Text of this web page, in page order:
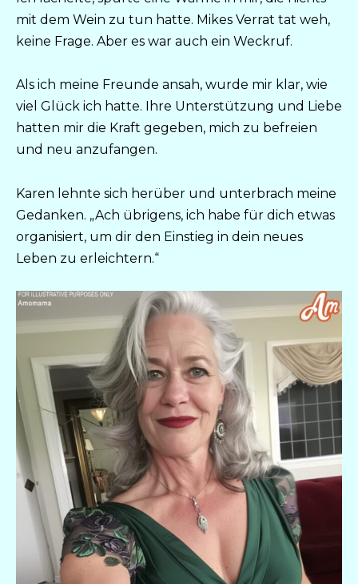
mit dem Wein zu tun hatte. Mikes Verrat tat weh,
keine Frage. Aber es war auch ein Weckruf.
Als ich meine Freunde ansah, wurde mir klar, wie
viel Glück ich hatte. Ihre Unterstützung und Liebe
hatten mir die Kraft gegeben, mich zu befreien
und neu anzufangen.
Karen lehnte sich herüber und unterbrach meine
Gedanken. „Ach übrigens, ich habe für dich etwas
organisiert, um dir den Einstieg in dein neues
Leben zu erleichtern.“